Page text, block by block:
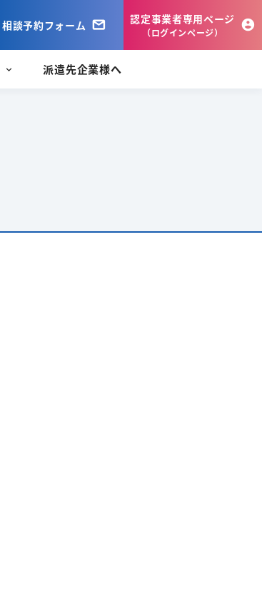
相談予約フォーム 認定事業者専用ページ
（ログインページ）
派遣先企業様へ